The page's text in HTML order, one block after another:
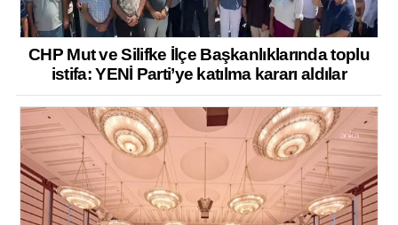
CHP Mut ve Silifke İlçe Başkanlıklarında toplu
istifa: YENİ Parti’ye katılma kararı aldılar